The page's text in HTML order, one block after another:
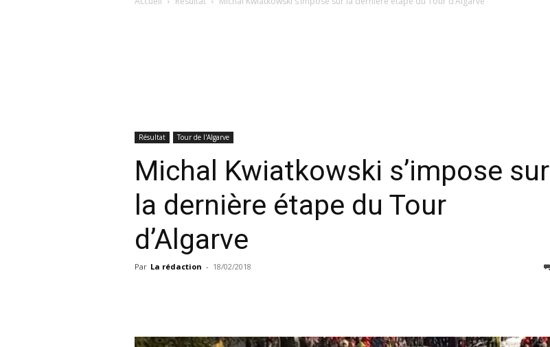
Résultat Tour de l'Algarve
Michal Kwiatkowski s’impose sur
la dernière étape du Tour
d’Algarve
Par La rédaction - 18/02/2018